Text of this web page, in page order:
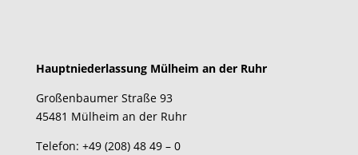
Hauptniederlassung Mülheim an der Ruhr
Großenbaumer Straße 93
45481 Mülheim an der Ruhr
Telefon: +49 (208) 48 49 – 0